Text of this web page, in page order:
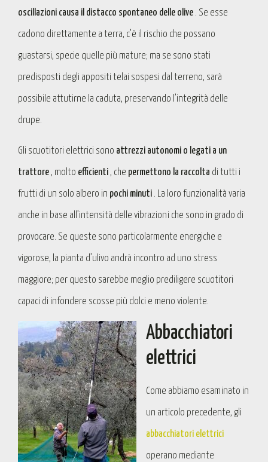
oscillazioni causa il distacco spontaneo delle olive . Se esse
cadono direttamente a terra, c’è il rischio che possano
guastarsi, specie quelle più mature; ma se sono stati
predisposti degli appositi telai sospesi dal terreno, sarà
possibile attutirne la caduta, preservando l’integrità delle
drupe.
Gli scuotitori elettrici sono attrezzi autonomi o legati a un
trattore, molto efficienti, che permettono la raccolta di tutti i
frutti di un solo albero in pochi minuti . La loro funzionalità varia
anche in base all’intensità delle vibrazioni che sono in grado di
provocare. Se queste sono particolarmente energiche e
vigorose, la pianta d’ulivo andrà incontro ad uno stress
maggiore; per questo sarebbe meglio prediligere scuotitori
capaci di infondere scosse più dolci e meno violente.
Abbacchiatori
elettrici
Come abbiamo esaminato in
un articolo precedente, gli
abbacchiatori elettrici
operano mediante